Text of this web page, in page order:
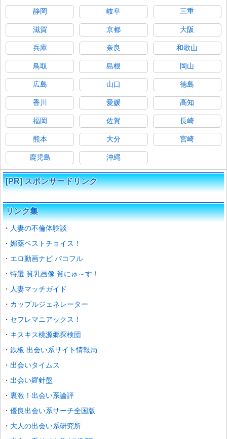
静岡 岐阜 三重
滋賀 京都 大阪
兵庫 奈良 和歌山
鳥取 島根 岡山
広島 山口 徳島
香川 愛媛 高知
福岡 佐賀 長崎
熊本 大分 宮崎
鹿児島 沖縄
[PR] スポンサードリンク
リンク集
人妻の不倫体験談
媚薬ベストチョイス！
エロ動画ナビ パコフル
特選 貧乳画像 貧にゅ～す！
人妻マッチガイド
カップルジェネレーター
セフレマニアックス！
キスキス桃源郷探検団
鉄板 出会い系サイト情報局
出会いタイムス
出会い羅針盤
裏激！出会い系論評
優良出会い系サーチ全国版
大人の出会い系研究所